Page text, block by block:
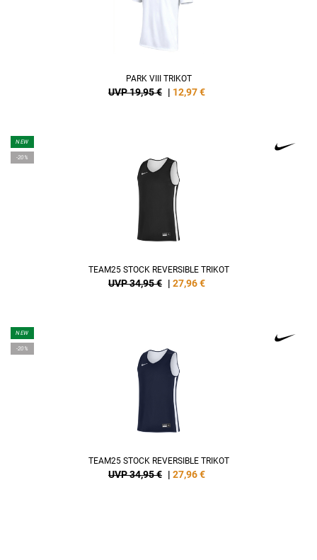
PARK VIII TRIKOT
UVP 19,95 € | 12,97€
NEW
-20%
TEAM25 STOCK REVERSIBLE TRIKOT
UVP 34,95 € | 27,96€
NEW
-20%
TEAM25 STOCK REVERSIBLE TRIKOT
UVP 34,95 € | 27,96€